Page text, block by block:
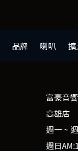
品牌 喇叭 擴
富豪音
高雄店
週一 ~
週日